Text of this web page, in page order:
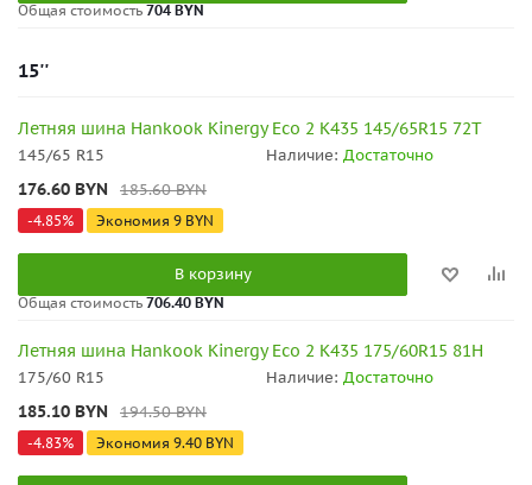
Общая стоимость 704 BYN
15''
Летняя шина Hankook Kinergy Eco 2 K435 145/65R15 72T
145/65 R15 Наличие: Достаточно
176.60 BYN 185.60BYN
-4.85% Экономия 9 BYN
В корзину
Общая стоимость 706.40 BYN
Летняя шина Hankook Kinergy Eco 2 K435 175/60R15 81H
175/60 R15 Наличие: Достаточно
185.10 BYN 194.50BYN
-4.83% Экономия 9.40 BYN